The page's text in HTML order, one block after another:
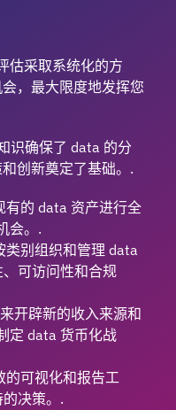
估采取系统化的方
，最大限度地发挥您
识确保了 data 的分
创新奠定了基础。.
有的 data 资产进行全
会。.
类别组织和管理 data
可访问性和合规
开辟新的收入来源和
定 data 货币化战
的可视化和报告工
决策。.